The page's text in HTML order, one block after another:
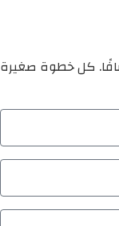
كل خطوة صغيرة